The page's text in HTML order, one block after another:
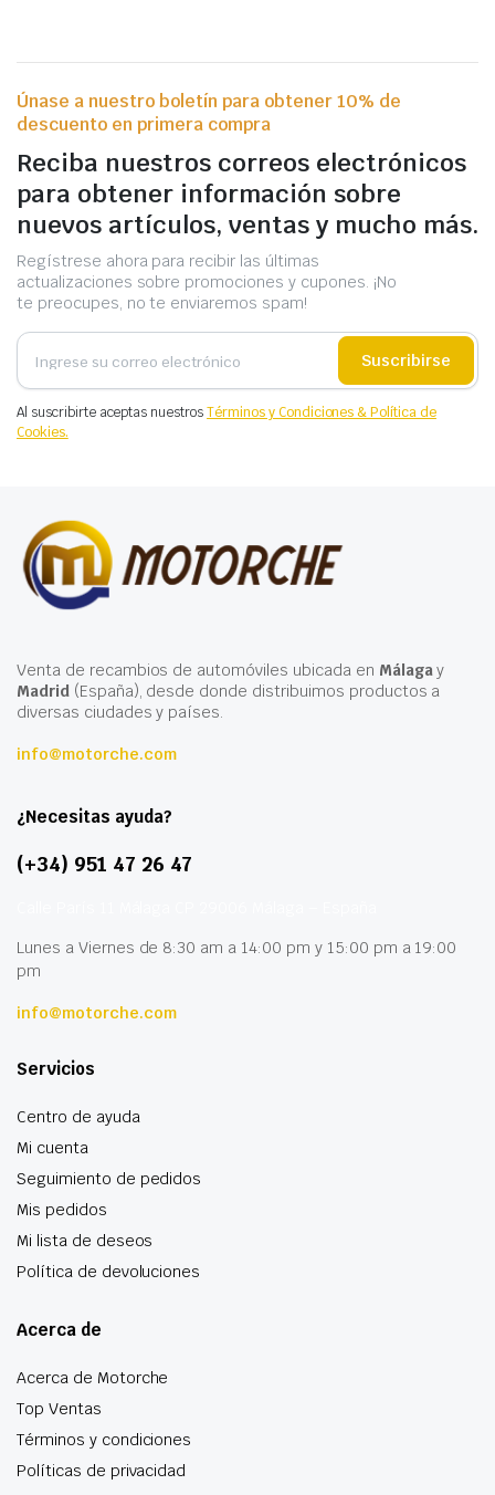
Únase a nuestro boletín para obtener 10% de
descuento en primera compra
Reciba nuestros correos electrónicos
para obtener información sobre
nuevos artículos, ventas y mucho más.
Regístrese ahora para recibir las últimas
actualizaciones sobre promociones y cupones. ¡No
te preocupes, no te enviaremos spam!
Suscribirse
Al suscribirte aceptas nuestrosTérminos y Condiciones & Política de
Cookies.
Venta de recambios de automóviles ubicada en Málagay
Madrid(España), desde donde distribuimos productos a
diversas ciudades y países.
info@motorche.com
¿Necesitas ayuda?
(+34) 951 47 26 47
Lunes a Viernes de 8:30 am a 14:00 pm y 15:00 pm a 19:00
pm
info@motorche.com
Servicios
Centro de ayuda
Mi cuenta
Seguimiento de pedidos
Mis pedidos
Mi lista de deseos
Política de devoluciones
Acerca de
Acerca de Motorche
Top Ventas
Términos y condiciones
Políticas de privacidad